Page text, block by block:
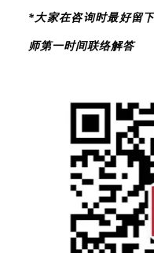
*大家在咨询时最好留
师第一时间联络解答